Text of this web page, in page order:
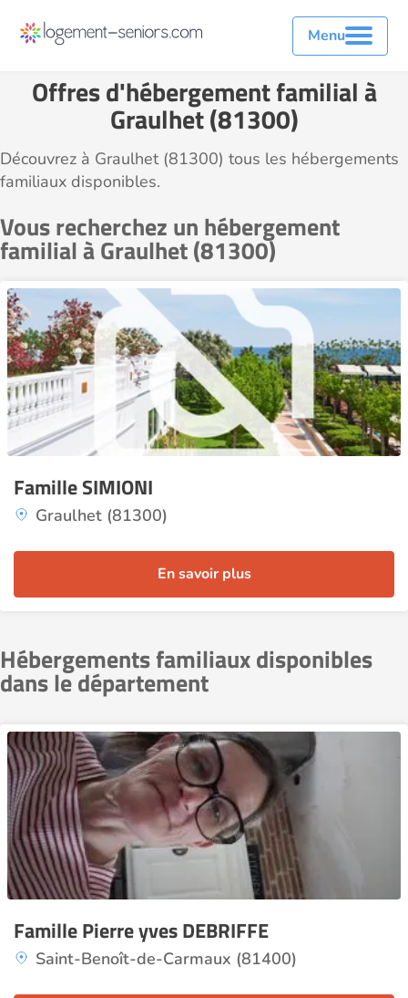
Menu
Offres d'hébergement familial à
Graulhet (81300)
Découvrez à Graulhet (81300) tous les hébergements
familiaux disponibles.
Vous recherchez un hébergement
familial à Graulhet (81300)
Famille SIMIONI
Graulhet (81300)
En savoir plus
Hébergements familiaux disponibles
dans le département
Famille Pierre yves DEBRIFFE
Saint-Benoît-de-Carmaux (81400)